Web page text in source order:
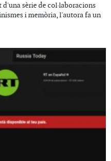
sèrie de col·laboracions
i memòria, l'autora fa un